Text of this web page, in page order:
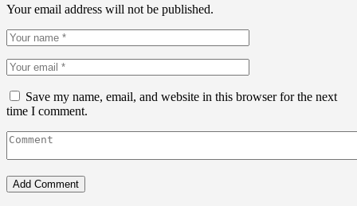
Your email address will not be published.
Save my name, email, and website in this browser for the next
time I comment.